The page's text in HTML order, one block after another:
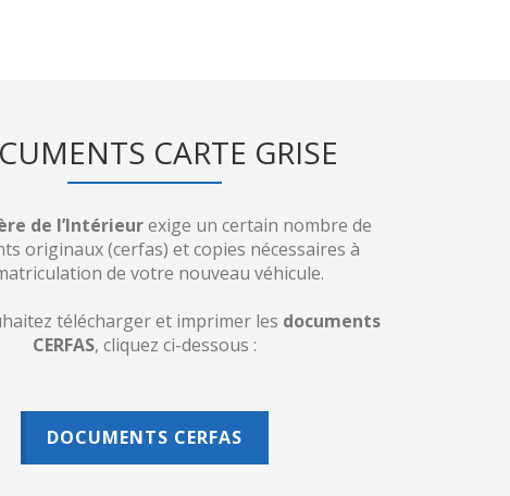
CARTE GRISE
de l’Intérieurexige un certain nombre de
originaux (cerfas) et copies nécessaires à
de votre nouveau véhicule.
télécharger et imprimer les documents
CERFAS, cliquez ci-dessous :
DOCUMENTS CERFAS